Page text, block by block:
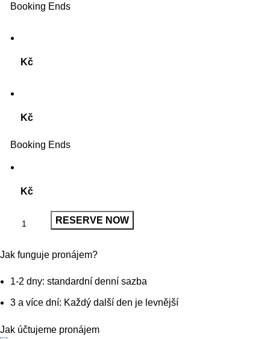
Booking Ends
Kč
Kč
Booking Ends
Kč
RESERVE NOW
Jak funguje pronájem?
1-2 dny: standardní denní sazba
3 a více dní: Každý další den je levnější
Jak účtujeme pronájem